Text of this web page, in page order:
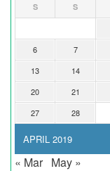
APRIL 2019
S S
6
7
13
14
20
21
27
28
« Mar May »